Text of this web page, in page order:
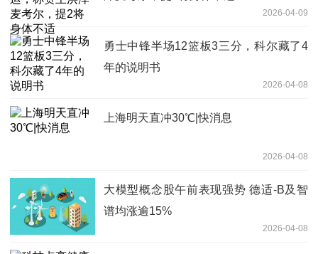
2026-04-09
勇士中锋半场12篮板3三分，科尔藏了4
年的说明书
2026-04-08
上海明天直冲30℃|快消息
2026-04-08
大模型概念股午前表现强势 德适-B及智
谱均涨逾15%
2026-04-08